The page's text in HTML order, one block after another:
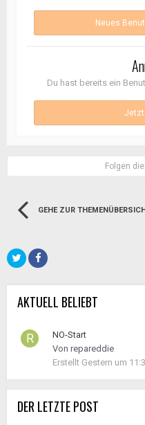
Neues
Du hast bereits ein
Jetzt
Folgen
GEHE ZUR
AKTUELL BELIEBT
NO-Start
Von repareddie
Erstellt Gestern um
DER LETZTE POST